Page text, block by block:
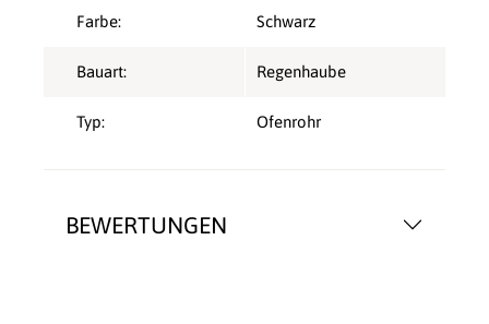
BEWERTUNGEN
Farbe: Schwarz
Bauart: Regenhaube
Typ: Ofenrohr